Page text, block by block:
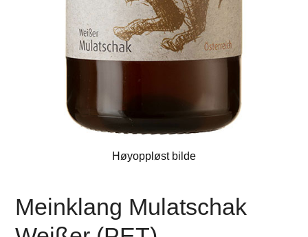
Høyoppløst bilde
Meinklang Mulatschak